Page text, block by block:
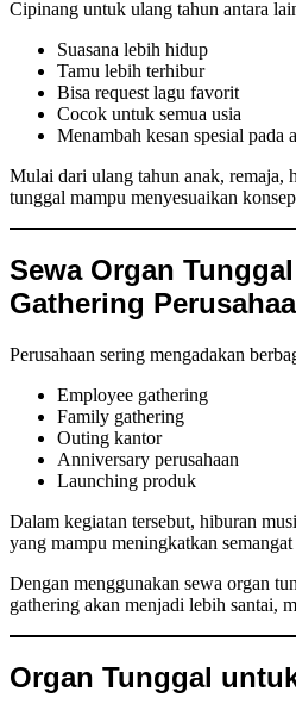
Cipinang untuk ulang tahun antara
Suasana lebih hidup
Tamu lebih terhibur
Bisa request lagu favorit
Cocok untuk semua usia
Menambah kesan spesial pada
Mulai dari ulang tahun anak, remaja,
tunggal mampu menyesuaikan
Sewa Organ
Gathering
Perusahaan sering mengadakan
Employee gathering
Family gathering
Outing kantor
Anniversary perusahaan
Launching produk
Dalam kegiatan tersebut, hiburan
yang mampu meningkatkan semangat
Dengan menggunakan sewa organ
gathering akan menjadi lebih santai,
Organ Tunggal